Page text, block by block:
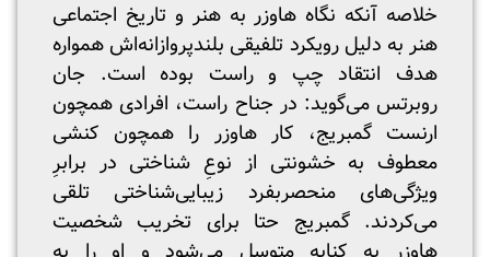
خلاصه آنکه نگاه هاوزر به هنر و تاریخ اجتماعی
هنر به دلیل رویکرد تلفیقی بلندپروازانه‌‌اش همواره
هدف انتقاد چپ و راست بوده است. جان
روبرتس می‌گوید: در جناح راست، افرادی همچون
ارنست گمبریج، کار هاوزر را همچون کنشی
معطوف به خشونتی از نوعِ شناختی در برابرِ
ویژگی‌های منحصربفرد زیبایی‌شناختی تلقی
می‌کردند. گمبریج حتا برای تخریب شخصیت